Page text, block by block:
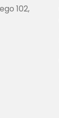
102,